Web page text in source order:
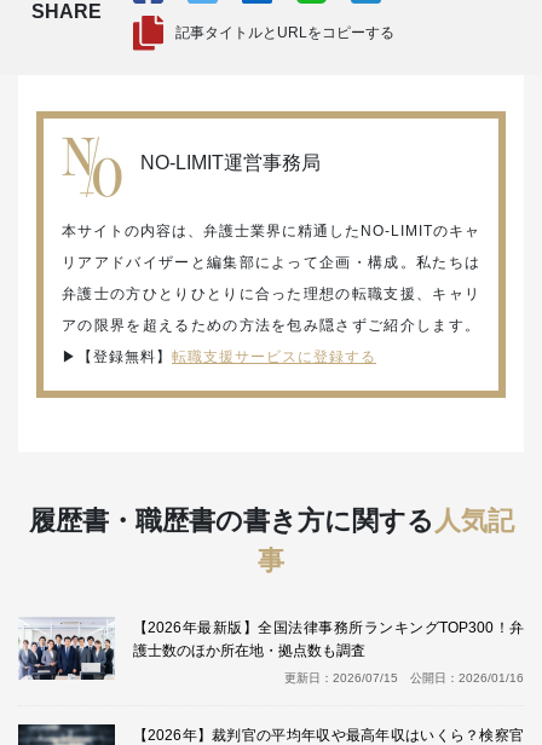
SHARE
記事タイトルとURLをコピーする
NO-LIMIT運営事務局
本サイトの内容は、弁護士業界に精通したNO-LIMITのキャ
リアアドバイザーと編集部によって企画・構成。私たちは
弁護士の方ひとりひとりに合った理想の転職支援、キャリ
アの限界を超えるための方法を包み隠さずご紹介します。
▶︎【登録無料】 転職支援サービスに登録する
履歴書・職歴書の書き方に関する 人気記
事
【2026年最新版】全国法律事務所ランキングTOP300！弁
護士数のほか所在地・拠点数も調査
更新日： 2026/07/15 公開日： 2026/01/16
【2026年】裁判官の平均年収や最高年収はいくら？検察官